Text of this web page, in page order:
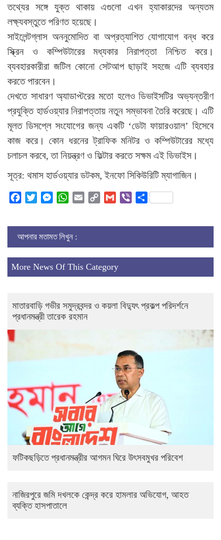
তথ্যের সঙ্গে যুক্ত থাকায় এগুলো এখন হ্যাকারদের অন্যতম
লক্ষ্যবস্তুতে পরিণত হয়েছে।
সাইলেন্টগ্লাস অননুমোদিত বা অপ্রত্যাশিত যোগাযোগ বন্ধ করে
স্ক্রিন ও কম্পিউটারের মধ্যকার নিরাপত্তা নিশ্চিত করে।
ব্যবহারকারীরা জটিল কোনো সেটআপ ছাড়াই সহজে এটি ব্যবহার
করতে পারবেন।
দেখতে সাধারণ অ্যাডাপ্টরের মতো হলেও ডিভাইসটির অভ্যন্তরীণ
প্রযুক্তি হার্ডওয়্যার নিরাপত্তায় নতুন সম্ভাবনা তৈরি করেছে। এটি
মূলত ডিসপ্লে সংযোগের জন্য একটি ‘ডেটা ফায়ারওয়াল’ হিসেবে
কাজ করে। কোন ধরনের ট্রাফিক মনিটর ও কম্পিউটারের মধ্যে
চলাচল করবে, তা নিয়ন্ত্রণ ও ফিল্টার করতে সক্ষম এই ডিভাইস।
সূত্র: থমাস হার্ডওয়্যার ডটকম, ইনফো সিকিউরিটি ম্যাগাজিন।
Facebook
TwitterMessengerWhatsApp
Email
Copy
Gmail ViberShare
আপনার মতামত লিখুন :
More News Of This Category
মাতারবাড়ি গভীর সমুদ্রবন্দর ও কয়লা বিদ্যুৎ প্রকল্প পরিদর্শনে
প্রধানমন্ত্রী তারেক রহমান
ফটিকছড়িতে প্রধানমন্ত্রীর আগমন ঘিরে উৎসবমুখর পরিবেশ
নাজিরপুরে জমি দখলকে কেন্দ্র করে হামলার অভিযোগ, আহত
ব্যক্তি হাসপাতালে